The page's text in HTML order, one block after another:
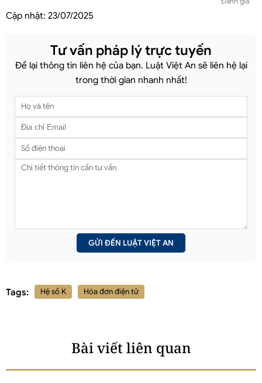
Cập nhật: 23/07/2025
Tư vấn pháp lý trực tuyến
Để lại thông tin liên hệ của bạn. Luật Việt An sẽ liên hệ lại
trong thời gian nhanh nhất!
Tags: Hệ số K Hóa đơn điện tử
Bài viết liên quan